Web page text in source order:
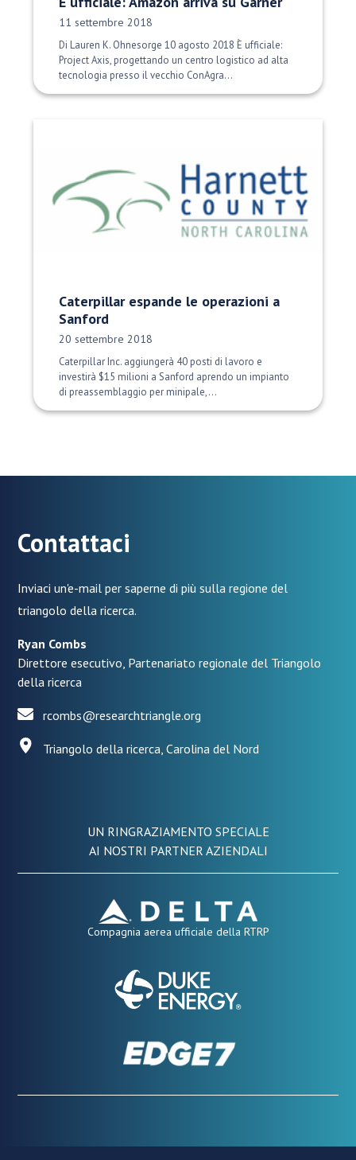
Data di pubblicazione:
11 settembre 2018
Di Lauren K. Ohnesorge 10 agosto 2018 È ufficiale:
Project Axis, progettando un centro logistico ad alta
tecnologia presso il vecchio ConAgra...
Caterpillar espande le operazioni a
Sanford
Data di pubblicazione:
20 settembre 2018
Caterpillar Inc. aggiungerà 40 posti di lavoro e
investirà $15 milioni a Sanford aprendo un impianto
di preassemblaggio per minipale,...
Contattaci
Inviaci un'e-mail per saperne di più sulla regione del
triangolo della ricerca.
Ryan Combs
Direttore esecutivo, Partenariato regionale del Triangolo
della ricerca
rcombs@researchtriangle.org
Triangolo della ricerca, Carolina del Nord
UN RINGRAZIAMENTO SPECIALE
AI NOSTRI PARTNER AZIENDALI
Compagnia aerea ufficiale della RTRP